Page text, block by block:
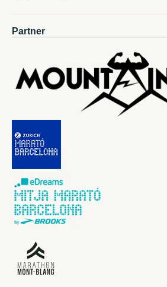
Partner